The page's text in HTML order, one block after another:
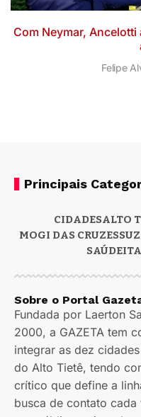
Com Neymar,
Felipe
Principais
CIDADESALTO
MOGI DAS CRUZES
SAÚDE
Sobre o Portal
Fundada por Laerton
2000, a GAZETA tem
integrar as dez
do Alto Tietê, tendo
crítico que define a
busca de contato